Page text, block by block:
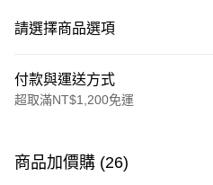
請選擇商品選項
付款與運送方式
超取滿NT$1,200免運
信用卡一次付款
商品加價購 (26)